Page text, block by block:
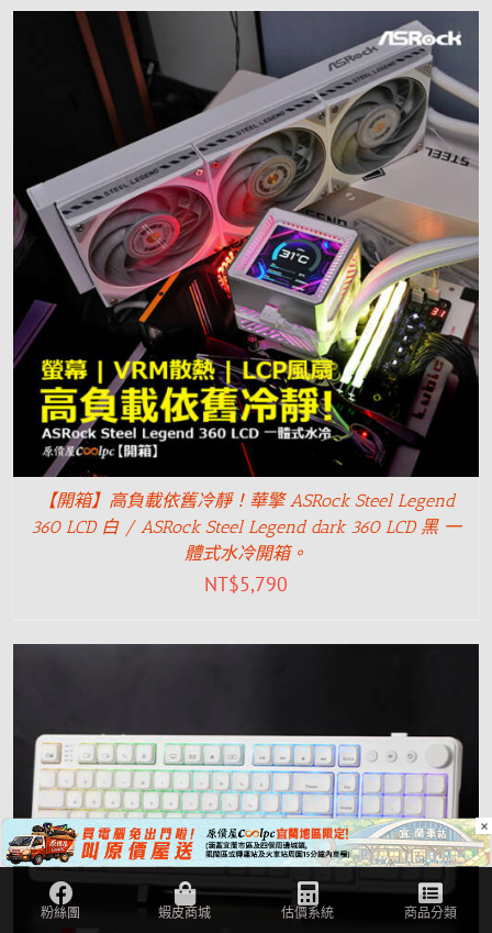
【開箱】高負載依舊冷靜！華擎 ASRock Steel Legend
360 LCD 白 / ASRock Steel Legend dark 360 LCD 黑 一
體式水冷開箱。
NT$5,790
×